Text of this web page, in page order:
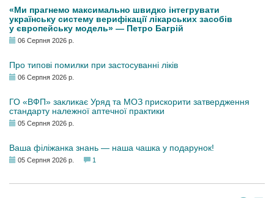
«Ми прагнемо максимально швидко інтегрувати
українську систему верифікації лікарських засобів
у європейську модель» — Петро Багрій
06 Серпня 2026 р.
Про типові помилки при застосуванні ліків
06 Серпня 2026 р.
ГО «ВФП» закликає Уряд та МОЗ прискорити затвердження
стандарту належної аптечної практики
05 Серпня 2026 р.
Ваша філіжанка знань — наша чашка у подарунок!
05 Серпня 2026 р. 1